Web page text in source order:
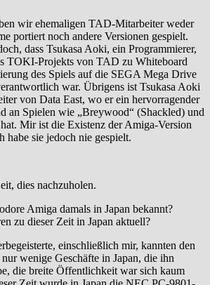
wir ehemaligen TAD-Mitarbeiter weder
portiert noch andere Versionen gespielt.
dass Tsukasa Aoki, ein Programmierer,
TOKI-Projekts von TAD zu Whiteboard
des Spiels auf die SEGA Mega Drive
war. Übrigens ist Tsukasa Aoki
von Data East, wo er ein hervorragender
an Spielen wie „Breywood“ (Shackled) und
Mir ist die Existenz der Amiga-Version
sie jedoch nie gespielt.
dies nachzuholen.
Amiga damals in Japan bekannt?
zu dieser Zeit in Japan aktuell?
einschließlich mir, kannten den
wenige Geschäfte in Japan, die ihn
die breite Öffentlichkeit war sich kaum